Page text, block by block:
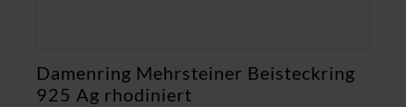
Damenring Mehrsteiner Beisteckring
925 Ag rhodiniert